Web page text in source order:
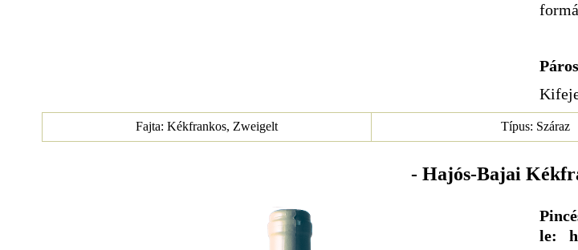
Fajta: Kékfrankos, Zweigelt Típus: Száraz
- Hajós-Bajai
le: